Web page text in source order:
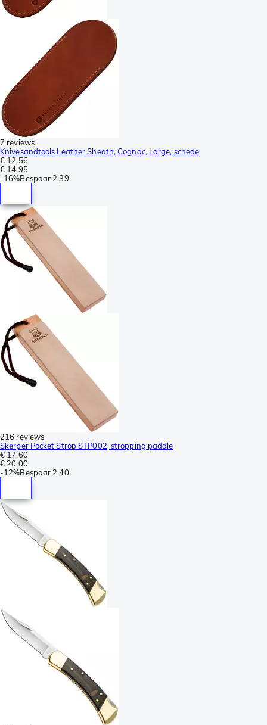
7 reviews
Knivesandtools Leather Sheath, Cognac, Large, schede
€ 12,56
€ 14,95
-16%Bespaar 2,39
216 reviews
Skerper Pocket Strop STP002, stropping paddle
€ 17,60
€ 20,00
-12%Bespaar 2,40